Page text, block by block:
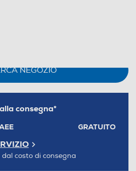
NEGOZIO
consegna*
GRATUITO
dal costo di consegna